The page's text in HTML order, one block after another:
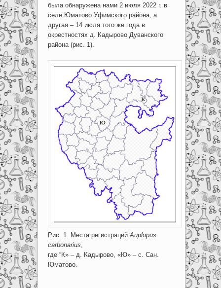
была обнаружена нами 2 июля 2022 г. в
селе Юматово Уфимского района, а
другая – 14 июля того же года в
окрестностях д. Кадырово Дуванского
района (рис. 1).
Рис. 1. Места регистраций Auplopus
carbonarius
где “К» – д. Кадырово, «Ю» – с. Сан.
Юматово.